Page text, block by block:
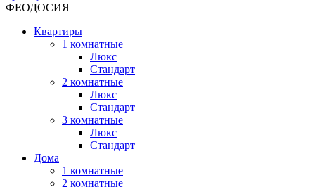
ФЕОДОСИЯ
Квартиры
1 комнатные
Люкс
Стандарт
2 комнатные
Люкс
Стандарт
3 комнатные
Люкс
Стандарт
Дома
1 комнатные
2 комнатные